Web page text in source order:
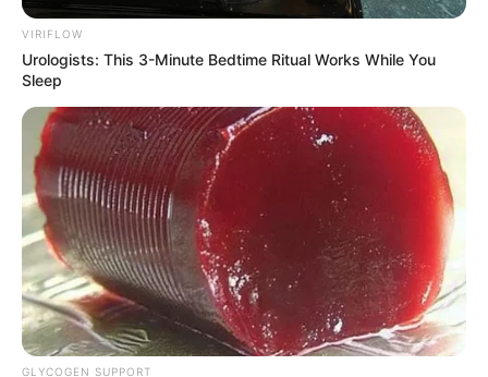
VIRIFLOW
Urologists: This 3-Minute Bedtime Ritual Works While You
Sleep
GLYCOGEN SUPPORT